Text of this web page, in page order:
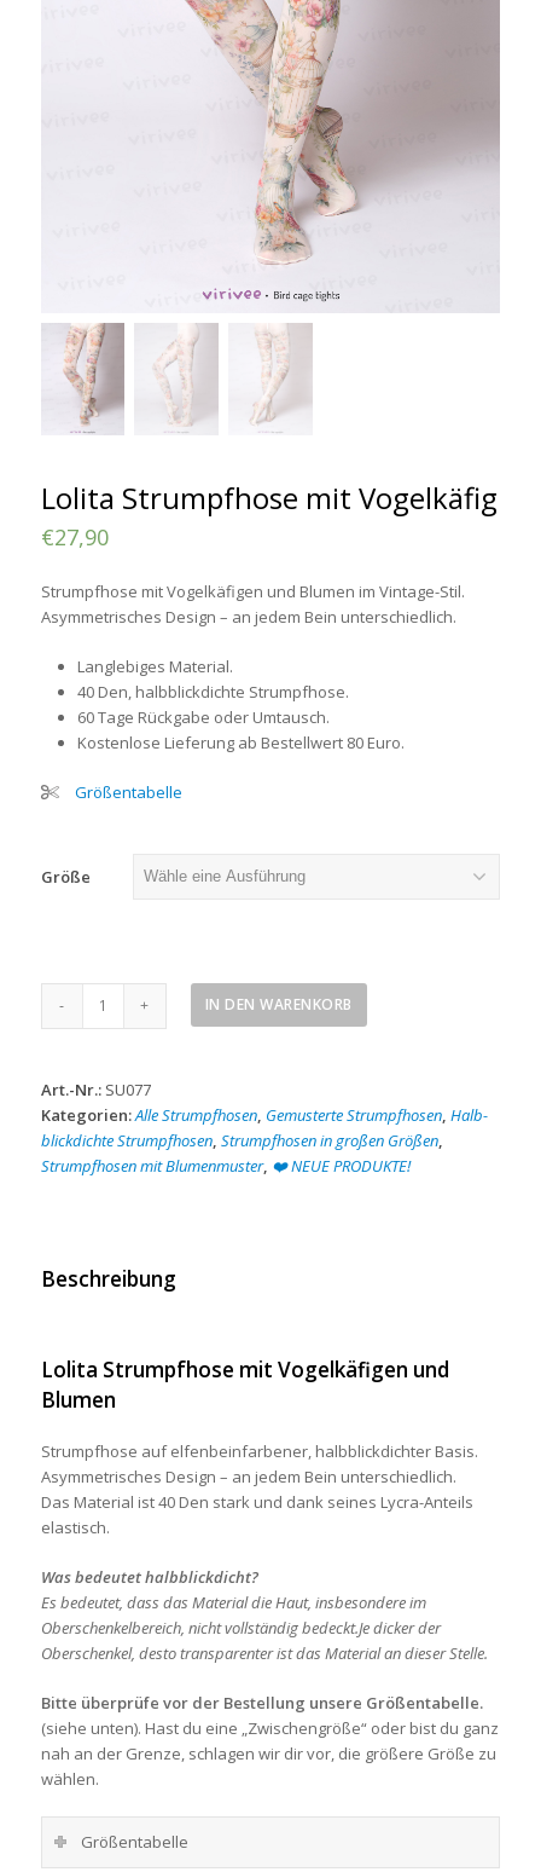
Lolita Strumpfhose mit Vogelkäfig
€27,90
Strumpfhose mit Vogelkäfigen und Blumen im Vintage-Stil.
Asymmetrisches Design – an jedem Bein unterschiedlich.
Langlebiges Material.
40 Den, halbblickdichte Strumpfhose.
60 Tage Rückgabe oder Umtausch.
Kostenlose Lieferung ab Bestellwert 80 Euro.
Größentabelle
Größe
Lolita
Menge
IN DEN WARENKORB
Art.-Nr.: SU077
Kategorien:Alle Strumpfhosen, Gemusterte Strumpfhosen, Halb-
blickdichte Strumpfhosen, Strumpfhosen in großen Größen,
Strumpfhosen mit Blumenmuster, ❤️ NEUE PRODUKTE!
Beschreibung
Lolita Strumpfhose mit Vogelkäfigen und
Blumen
Strumpfhose auf elfenbeinfarbener, halbblickdichter Basis.
Asymmetrisches Design – an jedem Bein unterschiedlich.
Das Material ist 40 Den stark und dank seines Lycra-Anteils
elastisch.
Was bedeutet halbblickdicht?
Es bedeutet, dass das Material die Haut, insbesondere im
Oberschenkelbereich, nicht vollständig bedeckt.Je dicker der
Oberschenkel, desto transparenter ist das Material an dieser Stelle.
Bitte überprüfe vor der Bestellung unsere Größentabelle.
(siehe unten). Hast du eine „Zwischengröße“ oder bist du ganz
nah an der Grenze, schlagen wir dir vor, die größere Größe zu
wählen.
Größentabelle